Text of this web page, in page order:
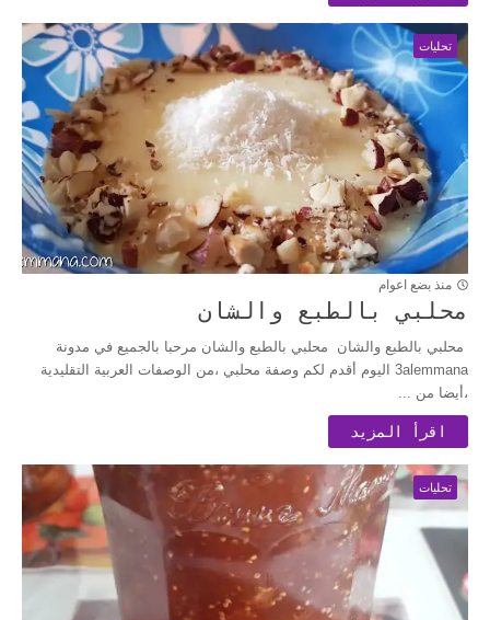
تحليات
منذ بضع اعوام
محلبي بالطبع والشان
محلبي بالطبع والشان محلبي بالطبع والشان مرحبا بالجميع في مدونة
3alemmana اليوم أقدم لكم وصفة محلبي ،من الوصفات العربية التقليدية
،أيضا من ...
اقرأ المزيد
تحليات